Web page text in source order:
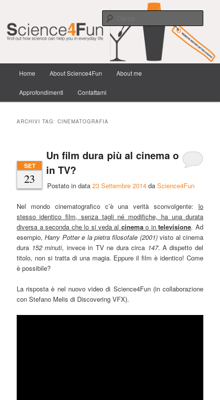
Science4Fun
Scienza e tecnologia dai confini della conoscenza e dintorni.
principale
Vai
al
Vai
al
Home About Science4Fun About me
Approfondimenti Contattami
ARCHIVI TAG:CINEMATOGRAFIA
Un film dura più al cinema o
in TV?
SET
23 Postato in data23 Settembre 2014 daScience4Fun
Nel mondo cinematografico c’è una verità sconvolgente: lo
stesso identico film, senza tagli né modifiche, ha una durata
diversa a seconda che lo si veda al cinemao intelevisione. Ad
esempio,Harry Potter e la pietra filosofale (2001)visto al cinema
dura 152 minuti, invece in TV ne dura circa 147. A dispetto del
titolo, non si tratta di una magia. Eppure il film è identico! Come
è possibile?
La risposta è nel nuovo video di Science4Fun (in collaborazione
con Stefano Melis di Discovering VFX).